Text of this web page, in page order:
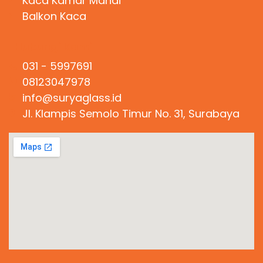
Balkon Kaca
031 - 5997691
08123047978
info@suryaglass.id
Jl. Klampis Semolo Timur No. 31, Surabaya